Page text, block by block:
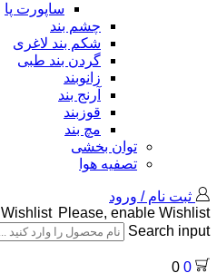
ساپورت پا
چشم بند
شکم بند لاغری
گردن بند طبی
زانوبند
آرنج بند
قوزبند
مچ بند
توان بخشی
تصفیه هوا
ثبت نام / ورود
Wishlist Please, enable Wishlist.
Search input
0
0